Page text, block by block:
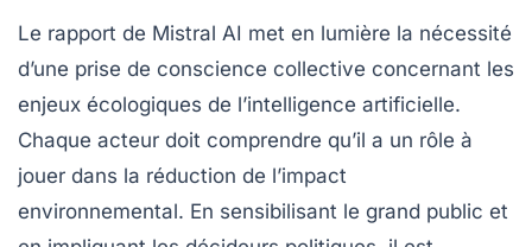
Le rapport de Mistral AI met en lumière la nécessité
d’une prise de conscience collective concernant les
enjeux écologiques de l’intelligence artificielle.
Chaque acteur doit comprendre qu’il a un rôle à
jouer dans la réduction de l’impact
environnemental. En sensibilisant le grand public et